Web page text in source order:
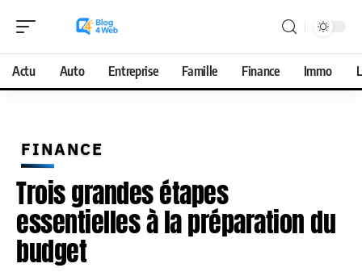
Actu Auto Entreprise Famille Finance Immo
FINANCE
Trois grandes étapes
essentielles à la préparation du
budget